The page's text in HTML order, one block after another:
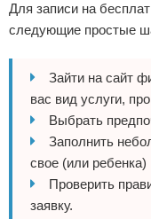
Для записи на
следующие простые
Зайти на сайт
вас вид услуги,
Выбрать
Заполнить
свое (или
Проверить
заявку.